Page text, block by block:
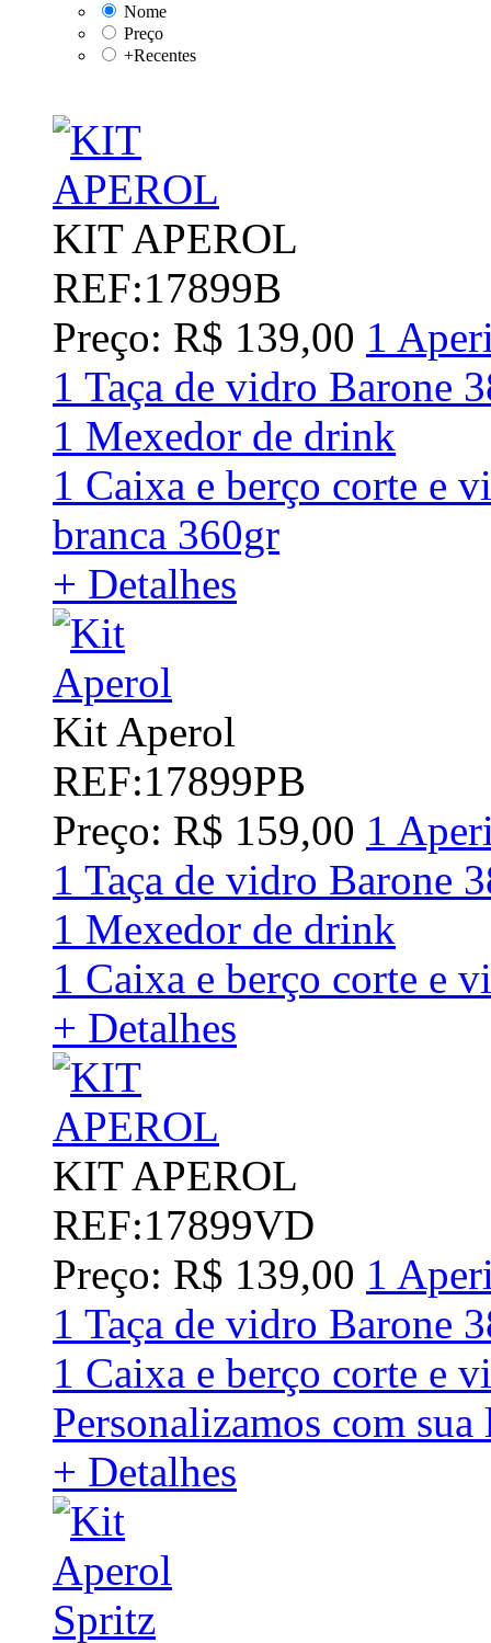
Nome
Preço
+Recentes
KIT APEROL
REF:17899B
Preço: R$ 139,00 1
1 Taça de vidro Barone
1 Mexedor de drink
1 Caixa e berço corte e
branca 360gr
+ Detalhes
Kit Aperol
REF:17899PB
Preço: R$ 159,00 1
1 Taça de vidro Barone
1 Mexedor de drink
1 Caixa e berço corte e
+ Detalhes
KIT APEROL
REF:17899VD
Preço: R$ 139,00 1
1 Taça de vidro Barone
1 Caixa e berço corte e
Personalizamos com
+ Detalhes